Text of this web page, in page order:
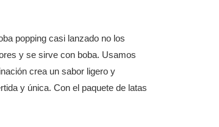
popping casi lanzado no los
y se sirve con boba. Usamos
crea un sabor ligero y
y única. Con el paquete de latas